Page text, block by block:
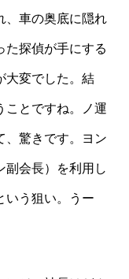
、車の奥底に隠れ
た探偵が手にする
大変でした。結
ことですね。ノ運
、驚きです。ヨン
副会長）を利用し
いう狙い。うー